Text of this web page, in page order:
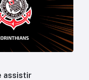
assistir